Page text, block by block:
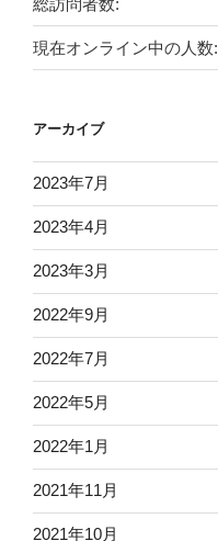
現在オンライン中の人数:
アーカイブ
2023年7月
2023年4月
2023年3月
2022年9月
2022年7月
2022年5月
2022年1月
2021年11月
2021年10月